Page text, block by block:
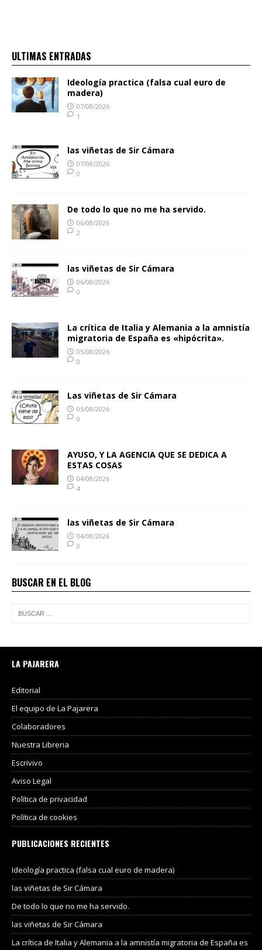
ULTIMAS ENTRADAS
Ideología practica (falsa cual euro de
madera)
07/08/2026
1
las viñetas de Sir Cámara
07/08/2026
0
De todo lo que no me ha servido.
06/08/2026
2
las viñetas de Sir Cámara
06/08/2026
0
La crítica de Italia y Alemania a la amnistía
migratoria de España es «hipócrita».
05/08/2026
0
Las viñetas de Sir Cámara
05/08/2026
0
AYUSO, Y LA AGENCIA QUE SE DEDICA A
ESTAS COSAS
04/08/2026
4
las viñetas de Sir Cámara
04/08/2026
0
BUSCAR EN EL BLOG
LA PAJARERA
Editorial
El equipo de La Pajarera
Colaboradores
Nuestra Libreria
Escrivivo
Aviso Legal
Política de privacidad
Política de cookies
PUBLICACIONES RECIENTES
Ideología practica (falsa cual euro de madera)
las viñetas de Sir Cámara
De todo lo que no me ha servido.
las viñetas de Sir Cámara
La crítica de Italia y Alemania a la amnistía migratoria de España es